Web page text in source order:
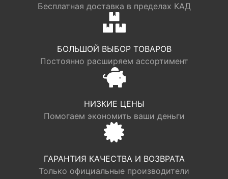
Бесплатная доставка в пределах КАД
БОЛЬШОЙ ВЫБОР ТОВАРОВ
Постоянно расширяем ассортимент
НИЗКИЕ ЦЕНЫ
Помогаем экономить ваши деньги
ГАРАНТИЯ КАЧЕСТВА И ВОЗВРАТА
Только официальные производители